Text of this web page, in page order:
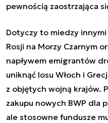
pewnością zaostrzająca
Dotyczy to miedzy
Rosji na Morzy Czarnym
napływem emigrantów
uniknąć losu Włoch i
z objętych wojną krajów.
zakupu nowych BWP dla
ale stosowne fundusze